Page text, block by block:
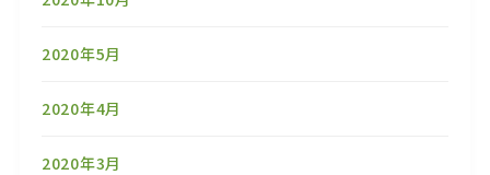
2020年5月
2020年4月
2020年3月